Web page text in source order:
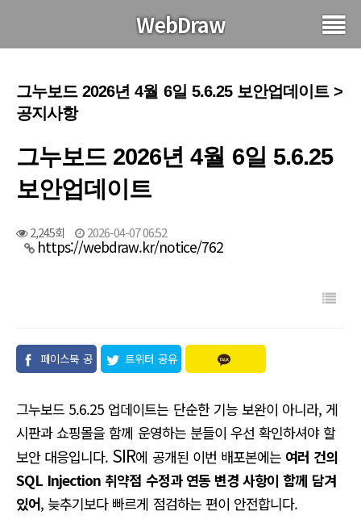
WebDraw
그누보드 2026년 4월 6일 5.6.25 보안업데이트 >
공지사항
그누보드 2026년 4월 6일 5.6.25
보안업데이트
2,245회 2026-04-07 06:52
https://webdraw.kr/notice/762
페이스북 공
트위터 공유
그누보드 5.6.25 업데이트는 단순한 기능 보완이 아니라, 게
시판과 쇼핑몰을 함께 운영하는 분들이 우선 확인하셔야 할
보안 대응입니다. SIR에 공개된 이번 배포본에는 여러 건의
SQL Injection 취약점 수정과 연동 변경 사항이 함께 담겨
있어, 늦추기보다 빠르게 점검하는 편이 안전합니다.